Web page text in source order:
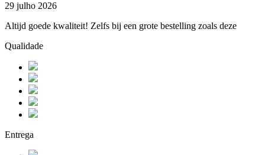
29 julho 2026
Altijd goede kwaliteit! Zelfs bij een grote bestelling zoals deze
Qualidade
Entrega